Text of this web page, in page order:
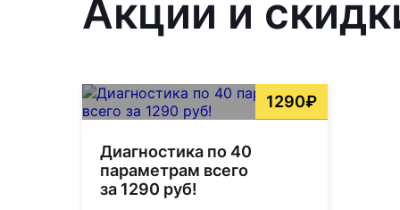
Акции и
1290₽
Диагностика по 40
параметрам всего
за 1290 руб!